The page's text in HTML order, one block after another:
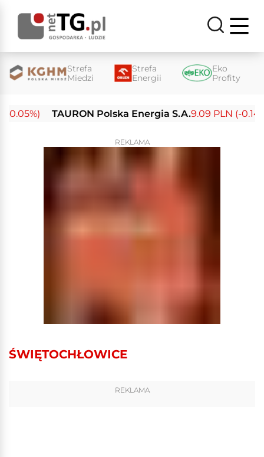
Strefa
Miedzi
Strefa
Energii
Eko
Profity
TAURON Polska Energia S.A.9.09 PLN (-0.14%)
REKLAMA
ŚWIĘTOCHŁOWICE
REKLAMA